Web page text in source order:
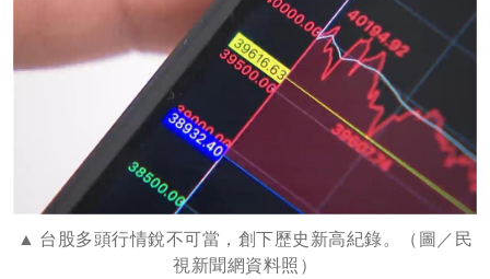
台股多頭行情銳不可當，創下歷史新高紀錄。（圖／民
視新聞網資料照）